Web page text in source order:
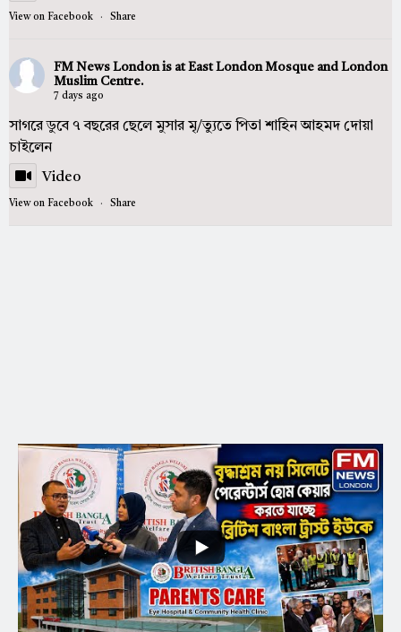
View on Facebook · Share
FM News London is at East London Mosque and London
Muslim Centre.
7 days ago
সাগরে ডুবে ৭ বছরের ছেলে মুসার মৃ/ত্যুতে পিতা শাহিন আহমদ দোয়া
চাইলেন
Video
View on Facebook · Share